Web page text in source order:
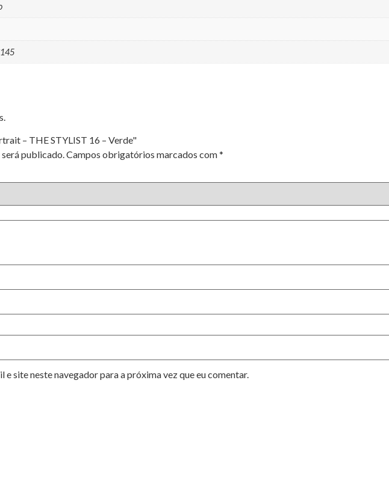
– THE STYLIST 16 – Verde"
será publicado.Campos obrigatórios marcados com*
e site neste navegador para a próxima vez que eu comentar.